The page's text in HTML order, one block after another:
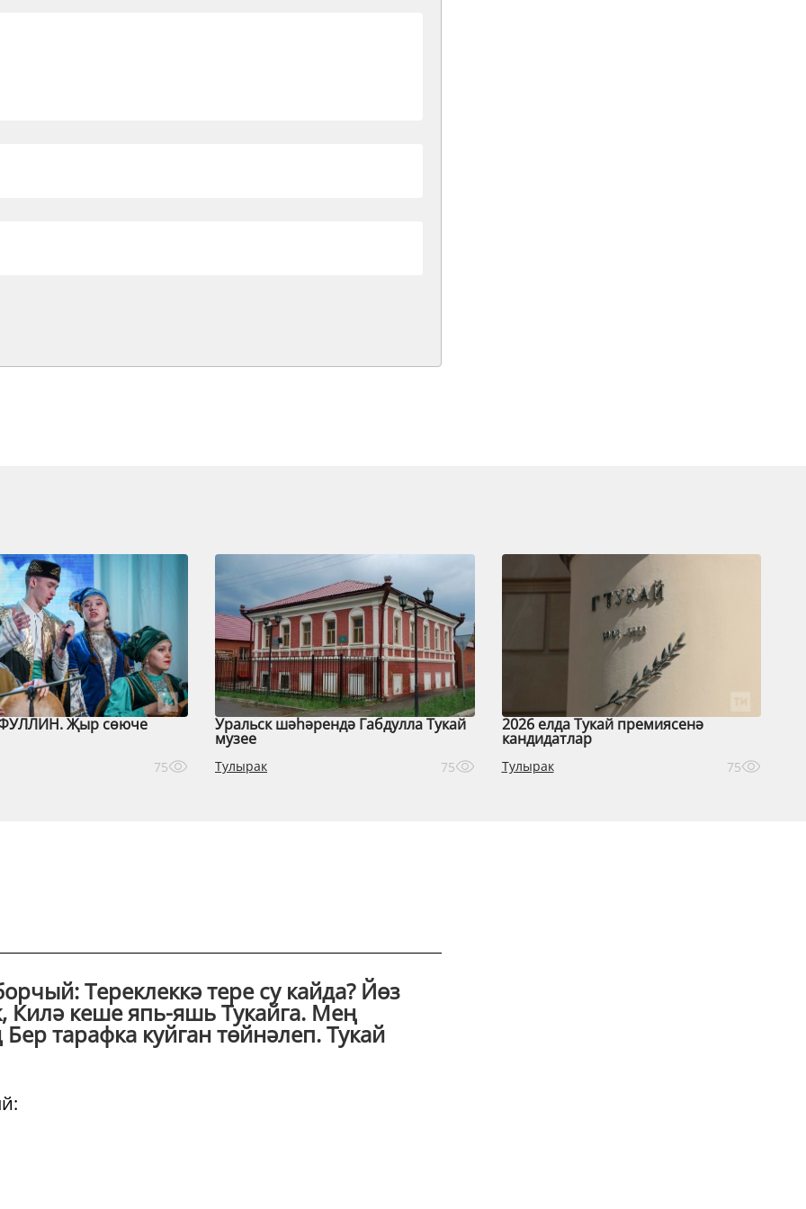
Җыр сөюче
75
Уральск шәһәрендә Габдулла Тукай
музее
Тулырак 75
2026 елда Тукай премиясенә
кандидатлар
Тулырак 75
Тереклеккә тере су кайда? Йөз
Килә кеше япь-яшь Тукайга. Мең
тарафка куйган төйнәлеп. Тукай